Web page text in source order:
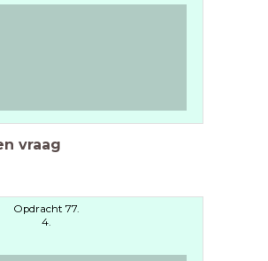
vraag
Opdracht 77.
4.